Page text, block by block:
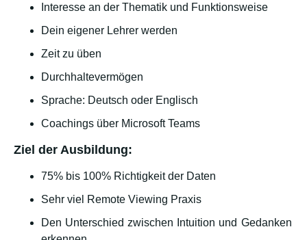
Interesse an der Thematik und Funktionsweise
Dein eigener Lehrer werden
Zeit zu üben
Durchhaltevermögen
Sprache: Deutsch oder Englisch
Coachings über Microsoft Teams
Ziel der Ausbildung:
75% bis 100% Richtigkeit der Daten
Sehr viel Remote Viewing Praxis
Den Unterschied zwischen Intuition und Gedanken